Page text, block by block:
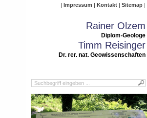
Impressum Kontakt Sitemap
Rainer Olzem
Diplom-Geologe
Timm Reisinger
Dr. rer. nat. Geowissenschaften